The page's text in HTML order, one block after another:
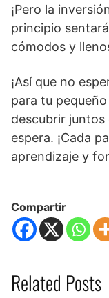
¡Pero la
principio
cómodos y
¡Así que no
para tu
descubrir juntos
espera. ¡Cada
aprendizaje y
Compartir
Related Posts